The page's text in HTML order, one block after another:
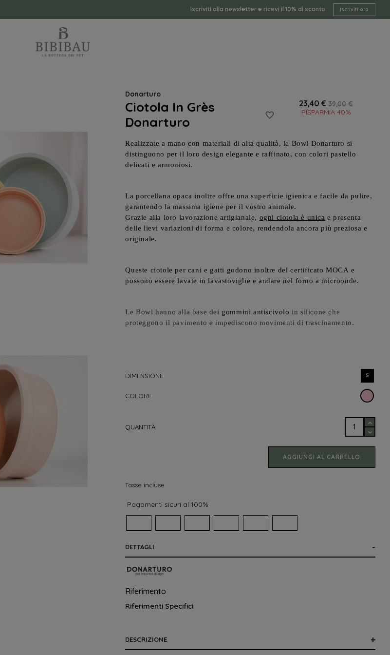
Iscriviti alla newsletter e ricevi il 10% di sconto Iscriviti ora
Donarturo
Ciotola In Grès
Donarturo
favorite_border
23,40 € 39,00 €
RISPARMIA 40%
Realizzate a mano con materiali di alta qualità, le Bowl Donarturo si
distinguono per il loro design elegante e raffinato, con colori pastello
delicati e armoniosi.
La porcellana opaca inoltre offre una superficie igienica e facile da pulire,
garantendo la massima igiene per il vostro animale.
Grazie alla loro lavorazione artigianale, ogni ciotola è unica e presenta
delle lievi variazioni di forma e colore, rendendola ancora più preziosa e
originale.
Queste ciotole per cani e gatti godono inoltre del certificato MOCA e
possono essere lavate in lavastoviglie e andare nel forno a microonde.
Le Bowl hanno alla base dei gommini antiscivolo in silicone che
proteggono il pavimento e impediscono movimenti di trascinamento.
DIMENSIONE S
COLORE Rosa
QUANTITÀ
AGGIUNGI AL CARRELLO
Tasse incluse
Pagamenti sicuri al 100%
DETTAGLI
Riferimento
Riferimenti Specifici
DESCRIZIONE